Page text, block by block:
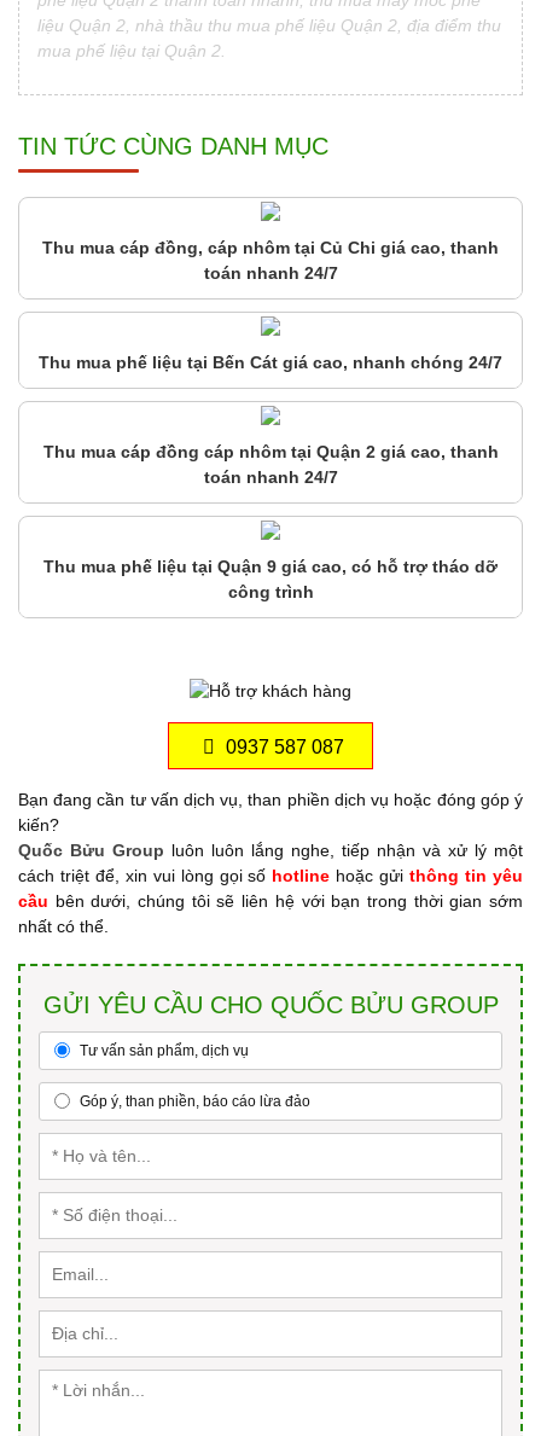
liệu Quận 2, nhà thầu thu mua phế liệu Quận 2, địa điểm thu
mua phế liệu tại Quận 2.
TIN TỨC CÙNG DANH MỤC
Thu mua cáp đồng, cáp nhôm tại Củ Chi giá cao, thanh
toán nhanh 24/7
Thu mua phế liệu tại Bến Cát giá cao, nhanh chóng 24/7
Thu mua cáp đồng cáp nhôm tại Quận 2 giá cao, thanh
toán nhanh 24/7
Thu mua phế liệu tại Quận 9 giá cao, có hỗ trợ tháo dỡ
công trình
0937 587 087
Bạn đang cần tư vấn dịch vụ, than phiền dịch vụ hoặc đóng góp ý
kiến?
Quốc Bửu Group luôn luôn lắng nghe, tiếp nhận và xử lý một
cách triệt để, xin vui lòng gọi số hotline hoặc gửithông tin yêu
cầu bên dưới, chúng tôi sẽ liên hệ với bạn trong thời gian sớm
nhất có thể.
GỬI YÊU CẦU CHO QUỐC BỬU GROUP
Tư vấn sản phẩm, dịch vụ
Góp ý, than phiền, báo cáo lừa đảo